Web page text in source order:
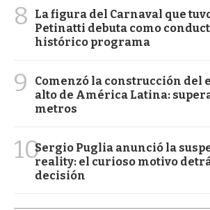
8
La figura del Carnaval que
Petinatti debuta como
histórico programa
9
Comenzó la construcción del
alto de América Latina:
metros
10Sergio Puglia anunció la
reality: el curioso motivo
decisión